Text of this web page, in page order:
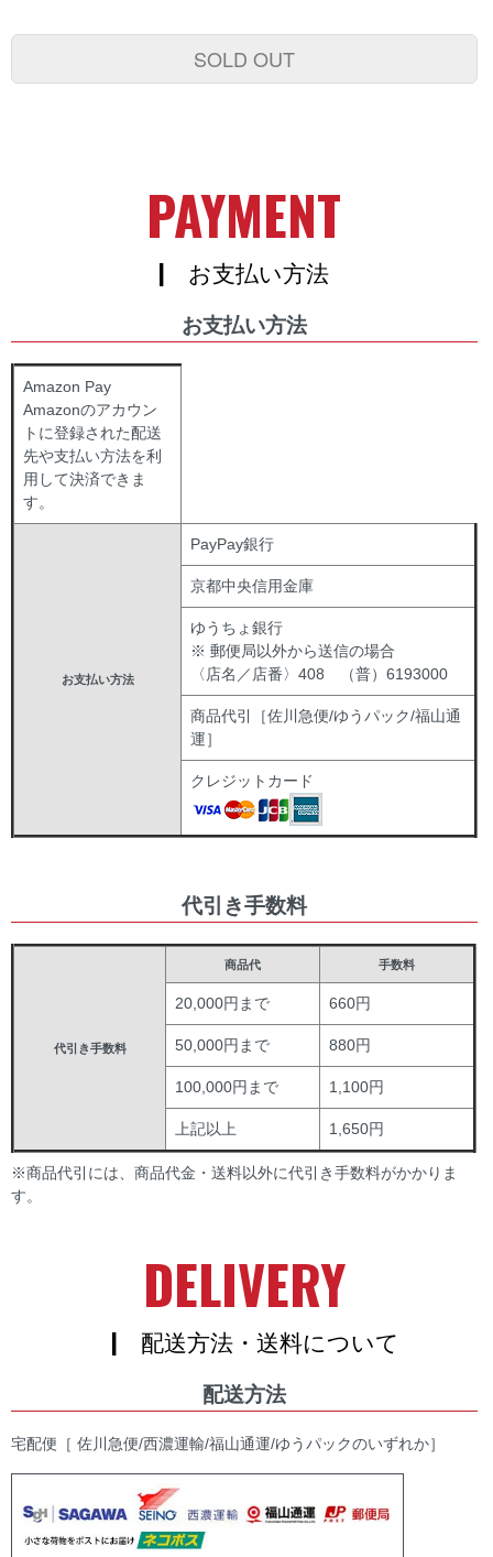
SOLD OUT
PAYMENT
| お支払い方法
お支払い方法
Amazon Pay
Amazonのアカウン
トに登録された配送
先や支払い方法を利
用して決済できま
す。
お支払い方法
PayPay銀行
京都中央信用金庫
ゆうちょ銀行
※ 郵便局以外から送信の場合
〈店名／店番〉408 （普）6193000
商品代引［佐川急便/ゆうパック/福山通
運］
クレジットカード
代引き手数料
代引き手数料
商品代 手数料
20,000円まで 660円
50,000円まで 880円
100,000円まで 1,100円
上記以上 1,650円
※商品代引には、商品代金・送料以外に代引き手数料がかかりま
す。
DELIVERY
| 配送方法・送料について
配送方法
宅配便［ 佐川急便/西濃運輸/福山通運/ゆうパックのいずれか］